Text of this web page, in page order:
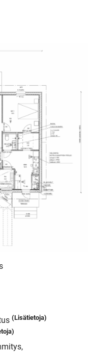
(Lisätietoja)